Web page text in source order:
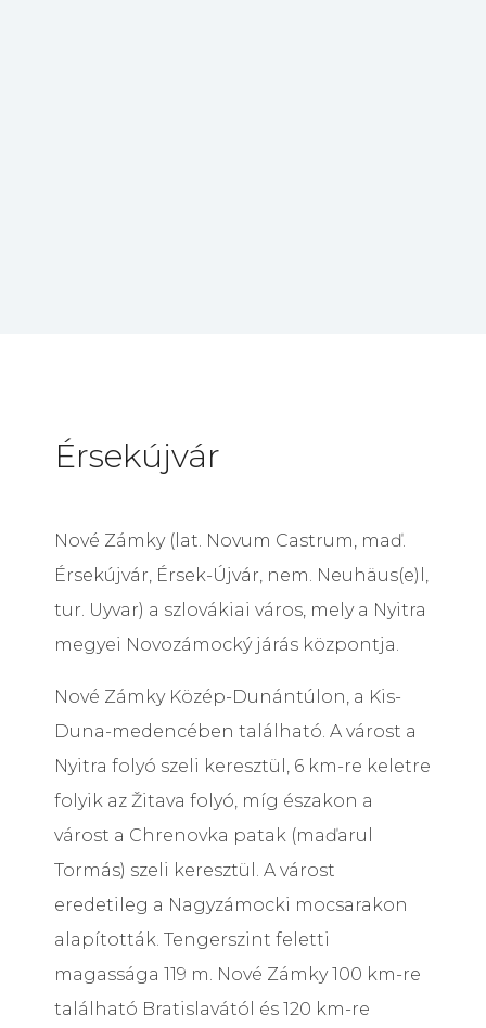
Érsekújvár
Nové Zámky (lat. Novum Castrum, maď.
Érsekújvár, Érsek-Újvár, nem. Neuhäus(e)l,
tur. Uyvar) a szlovákiai város, mely a Nyitra
megyei Novozámocký járás központja.
Nové Zámky Közép-Dunántúlon, a Kis-
Duna-medencében található. A várost a
Nyitra folyó szeli keresztül, 6 km-re keletre
folyik az Žitava folyó, míg északon a
várost a Chrenovka patak (maďarul
Tormás) szeli keresztül. A várost
eredetileg a Nagyzámocki mocsarakon
alapították. Tengerszint feletti
magassága 119 m. Nové Zámky 100 km-re
található Bratislavától és 120 km-re